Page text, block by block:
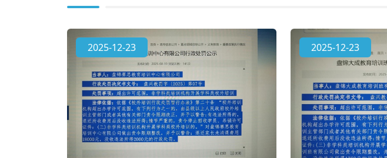
2025-12-23 2025-12-23